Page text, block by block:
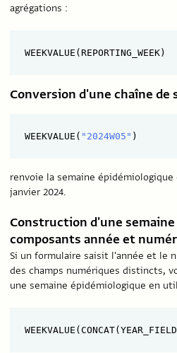
agrégations :
Conversion d'une chaîne de
WEEKVALUE( "2024W05"
renvoie la semaine
janvier 2024.
Construction d'une semaine
composants année et
Si un formulaire saisit l'année et le
des champs numériques distincts,
une semaine épidémiologique en